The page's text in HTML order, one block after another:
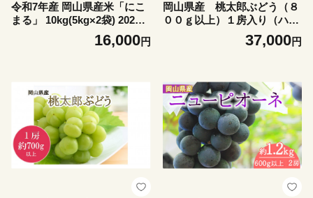
令和7年産 岡山県産米「にこ
まる」 10kg(5kg×2袋) 2026
年6月発送 SS-016-0706-16k
16,000円
岡山県産 桃太郎ぶどう（８
００ｇ以上）１房入り（ハッ
クルベリーフィン）37,000円